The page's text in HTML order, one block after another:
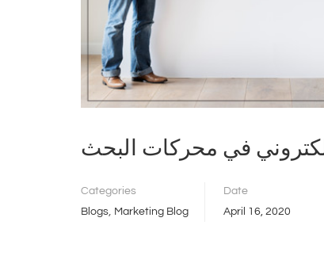
في محركات البحث
Categories
Blogs
Marketing Blog
Date
April 16, 2020